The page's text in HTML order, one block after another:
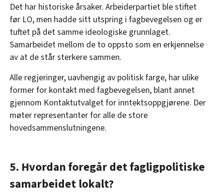
Det har historiske årsaker. Arbeiderpartiet ble stiftet
før LO, men hadde sitt utspring i fagbevegelsen og er
tuftet på det samme ideologiske grunnlaget.
Samarbeidet mellom de to oppsto som en erkjennelse
av at de står sterkere sammen.
Alle regjeringer, uavhengig av politisk farge, har ulike
former for kontakt med fagbevegelsen, blant annet
gjennom Kontaktutvalget for inntektsoppgjørene. Der
møter representanter for alle de store
hovedsammenslutningene.
5. Hvordan foregår det fagligpolitiske
samarbeidet lokalt?